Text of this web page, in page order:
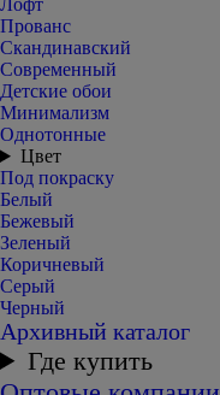
Лофт
Прованс
Скандинавский
Современный
Детские обои
Минимализм
Однотонные
Цвет
Под покраску
Белый
Бежевый
Зеленый
Коричневый
Серый
Черный
Архивный каталог
Где купить